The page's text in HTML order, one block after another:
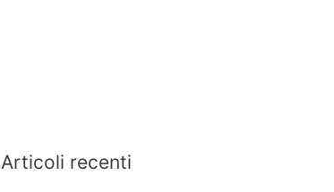
Articoli recenti